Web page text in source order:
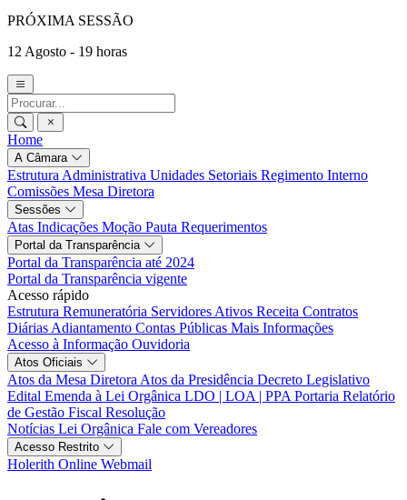
PRÓXIMA SESSÃO
12 Agosto - 19 horas
Home
A Câmara
Estrutura Administrativa Unidades Setoriais Regimento Interno
Comissões Mesa Diretora
Sessões
Atas Indicações Moção Pauta Requerimentos
Portal da Transparência
Portal da Transparência até 2024
Portal da Transparência vigente
Acesso rápido
Estrutura Remuneratória Servidores Ativos Receita Contratos
Diárias Adiantamento Contas Públicas Mais Informações
Acesso à Informação Ouvidoria
Atos Oficiais
Atos da Mesa Diretora Atos da Presidência Decreto Legislativo
Edital Emenda à Lei Orgânica LDO | LOA | PPA Portaria Relatório
de Gestão Fiscal Resolução
Notícias Lei Orgânica Fale com Vereadores
Acesso Restrito
Holerith Online Webmail